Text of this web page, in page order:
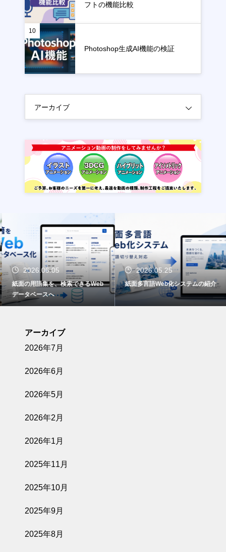
フトの機能比較
10
Photoshop生成AI機能の検証
アーカイブ
2026.06.05
紙面の用語集を、検索できるWeb
データベースへ
2026.05.25
紙面多言語Web化システムの紹介
アーカイブ
2026年7月
2026年6月
2026年5月
2026年2月
2026年1月
2025年11月
2025年10月
2025年9月
2025年8月